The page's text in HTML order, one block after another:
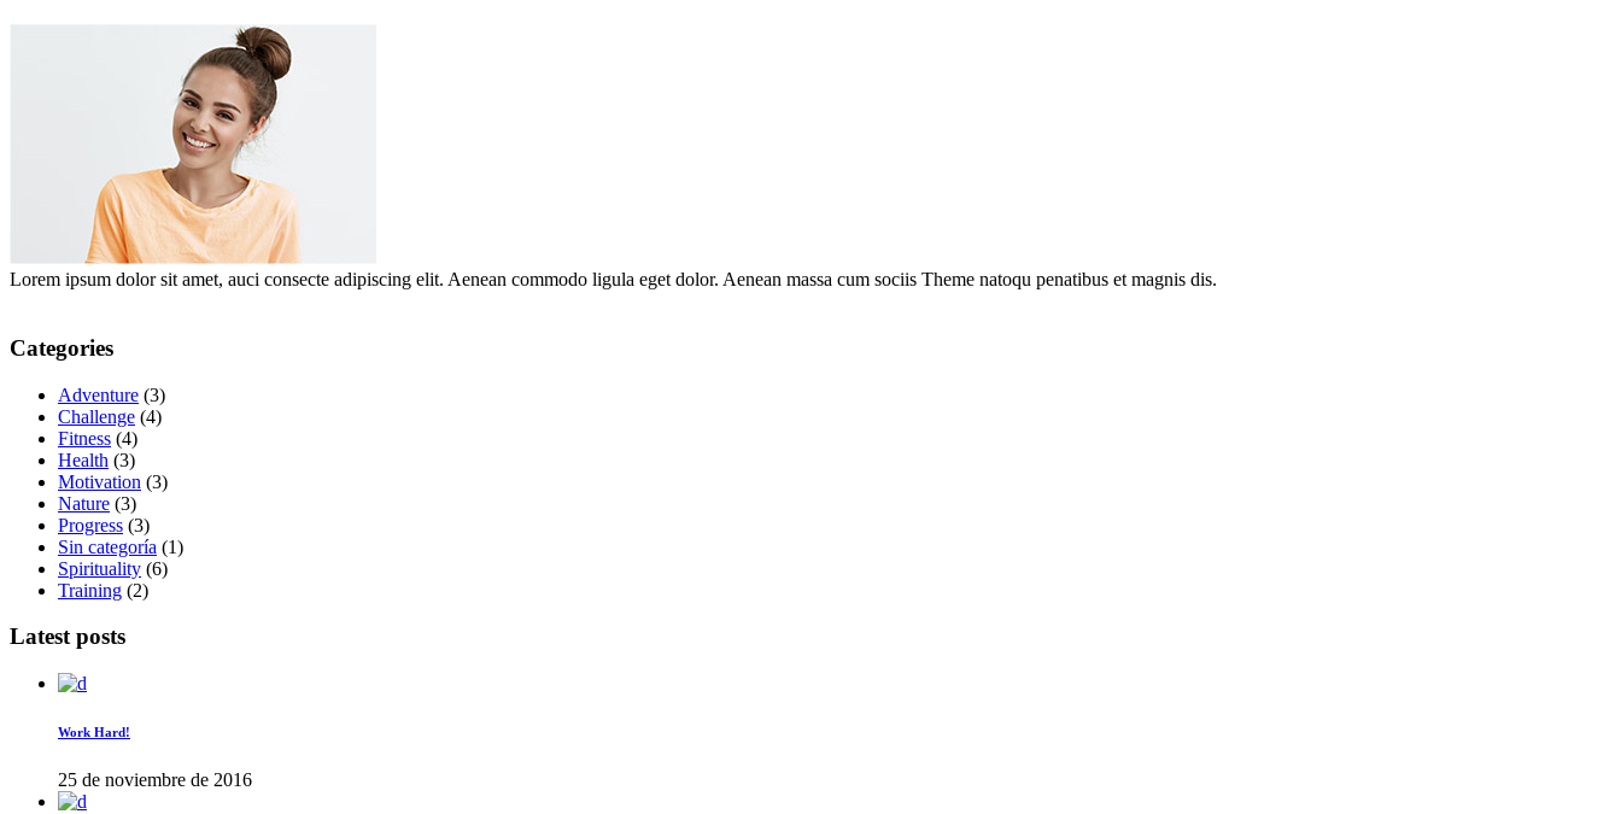
Lorem ipsum dolor sit amet, auci consecte adipiscing elit. Aenean commodo ligula eget dolor. Aenean massa cum sociis Theme natoqu penatibus et magnis dis.
Categories
Adventure (3)
Challenge (4)
Fitness (4)
Health (3)
Motivation (3)
Nature (3)
Progress (3)
Sin categoría (1)
Spirituality (6)
Training (2)
Latest posts
Work Hard!
25 de noviembre de 2016